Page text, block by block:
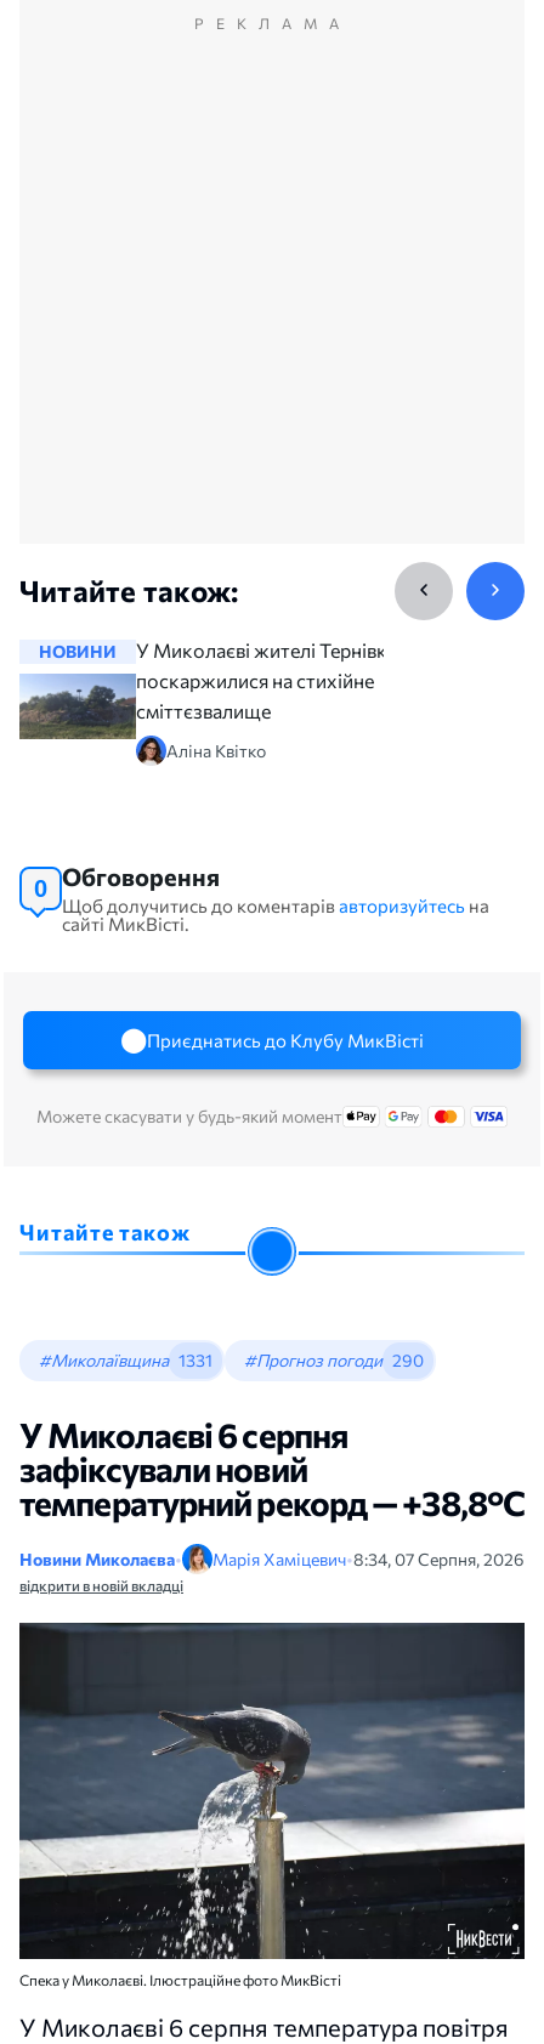
РЕКЛАМА
Читайте також:
НОВИНИ
У Миколаєві жителі Тернівки
поскаржилися на стихійне
сміттєзвалище
Аліна Квітко
0 Обговорення
Щоб долучитись до коментарівавторизуйтесь на
сайті МикВісті.
Приєднатись до Клубу МикВісті
Можете скасувати у будь-який момент
Читайте також
#Миколаївщина 1331 #Прогноз погоди 290
У Миколаєві 6 серпня
зафіксували новий
температурний рекорд — +38,8°С
Новини Миколаєва• Марія Хаміцевич•8:34, 07 Серпня, 2026
відкрити в новій вкладці
Спека у Миколаєві. Ілюстраційне фото МикВісті
У Миколаєві 6 серпня температура повітря